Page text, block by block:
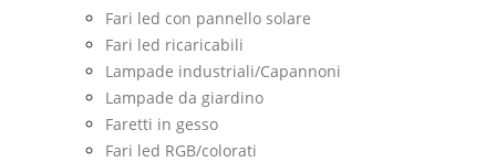
Fari led con pannello solare
Fari led ricaricabili
Lampade industriali/Capannoni
Lampade da giardino
Faretti in gesso
Fari led RGB/colorati